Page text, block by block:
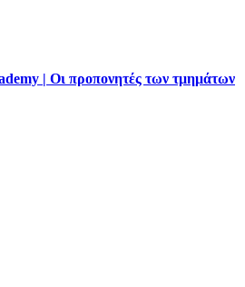
| Οι προπονητές των τμημάτων